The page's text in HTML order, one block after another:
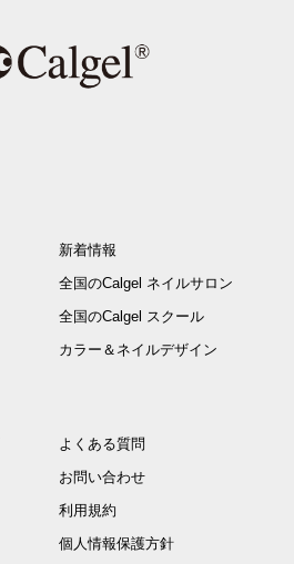
新着情報
全国のCalgel ネイルサロン
全国のCalgel スクール
カラー＆ネイルデザイン
よくある質問
お問い合わせ
利用規約
個人情報保護方針